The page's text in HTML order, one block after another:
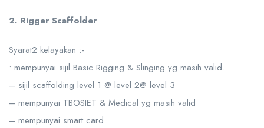
2. Rigger Scaffolder
Syarat2 kelayakan :-
• mempunyai sijil Basic Rigging & Slinging yg masih valid.
– sijil scaffolding level 1 @ level 2@ level 3
– mempunyai TBOSIET & Medical yg masih valid
– mempunyai smart card